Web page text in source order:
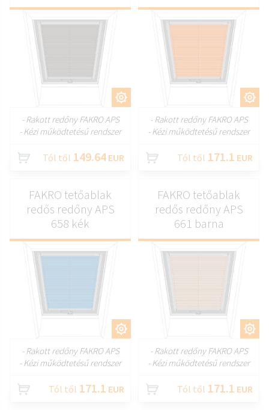
- Rakott redőny FAKRO APS
- Kézi működtetésű rendszer
Tól től 149.64 EUR
- Rakott redőny FAKRO APS
- Kézi működtetésű rendszer
Tól től 171.1 EUR
FAKRO tetőablak
redős redőny APS
658 kék
- Rakott redőny FAKRO APS
- Kézi működtetésű rendszer
Tól től 171.1 EUR
FAKRO tetőablak
redős redőny APS
661 barna
- Rakott redőny FAKRO APS
- Kézi működtetésű rendszer
Tól től 171.1 EUR